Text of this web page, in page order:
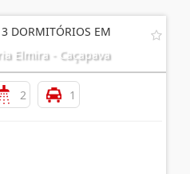
3 DORMITÓRIOS EM
Elmira - Caçapava
2 1